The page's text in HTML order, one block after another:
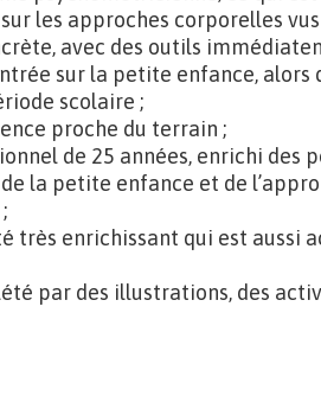
les approches corporelles
avec des outils
sur la petite enfance, alors
scolaire ;
proche du terrain ;
de 25 années, enrichi des
la petite enfance et de
très enrichissant qui est aussi
par des illustrations, des